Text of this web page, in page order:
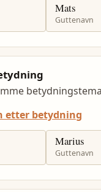
Mats
Guttenavn
etter betydning
Marius
Guttenavn